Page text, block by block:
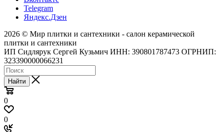
Telegram
Яндекс.Дзен
2026 © Мир плитки и сантехники - салон керамической
плитки и сантехники
ИП Сидлярук Сергей Кузьмич ИНН: 390801787473 ОГРНИП:
323390000066231
Найти
0
0